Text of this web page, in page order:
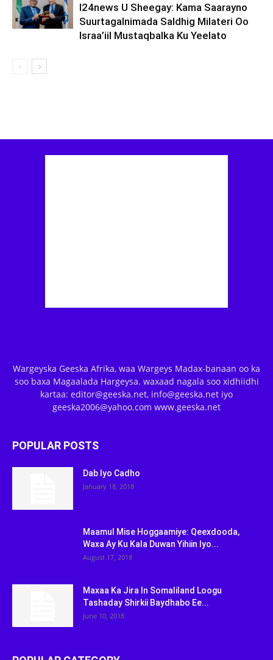
I24news U Sheegay: Kama Saarayno
Suurtagalnimada Saldhig Milateri Oo
Israa’iil Mustaqbalka Ku Yeelato
Wargeyska Geeska Afrika, waa Wargeys Madax-banaan oo ka
soo baxa Magaalada Hargeysa. waxaad nagala soo xidhiidhi
kartaa: editor@geeska.net, info@geeska.net iyo
geeska2006@yahoo.com www.geeska.net
POPULAR POSTS
Dab Iyo Cadho
January 18, 2018
Maamul Mise Hoggaamiye: Qeexdooda,
Waxa Ay Ku Kala Duwan Yihiin Iyo...
August 17, 2018
Maxaa Ka Jira In Somaliland Loogu
Tashaday Shirkii Baydhabo Ee...
June 10, 2018